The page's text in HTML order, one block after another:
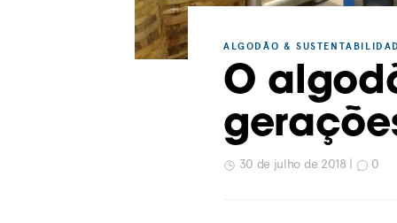
ALGODÃO &
O
30 de julho de 2018 | 0